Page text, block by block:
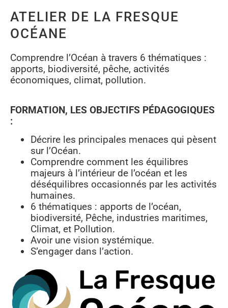
ATELIER DE LA FRESQUE
OCÉANE
Comprendre l’Océan à travers 6 thématiques :
apports, biodiversité, pêche, activités
économiques, climat, pollution.
FORMATION, LES OBJECTIFS PÉDAGOGIQUES
:
Décrire les principales menaces qui pèsent
sur l’Océan.
Comprendre comment les équilibres
majeurs à l’intérieur de l’océan et les
déséquilibres occasionnés par les activités
humaines.
6 thématiques : apports de l’océan,
biodiversité, Pêche, industries maritimes,
Climat, et Pollution.
Avoir une vision systémique.
S’engager dans l’action.